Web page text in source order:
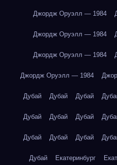
Джордж Оруэлл — 1984
Джордж Оруэлл — 1984
Джордж Оруэлл — 1984
Джордж Оруэлл — 1984
Дубай Дубай Дубай
Дубай Дубай Дубай
Дубай Дубай Дубай
Дубай Екатеринбург